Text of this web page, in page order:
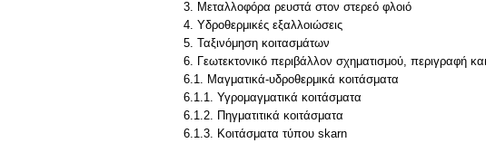
3. Μεταλλοφόρα ρευστά στον στερεό φλοιό
4. Υδροθερμικές εξαλλοιώσεις
5. Ταξινόμηση κοιτασμάτων
6. Γεωτεκτονικό περιβάλλον σχηματισμού, περιγραφή
6.1. Μαγματικά-υδροθερμικά κοιτάσματα
6.1.1. Υγρoμαγματικά κοιτάσματα
6.1.2. Πηγματιτικά κοιτάσματα
6.1.3. Κοιτάσματα τύπου skarn